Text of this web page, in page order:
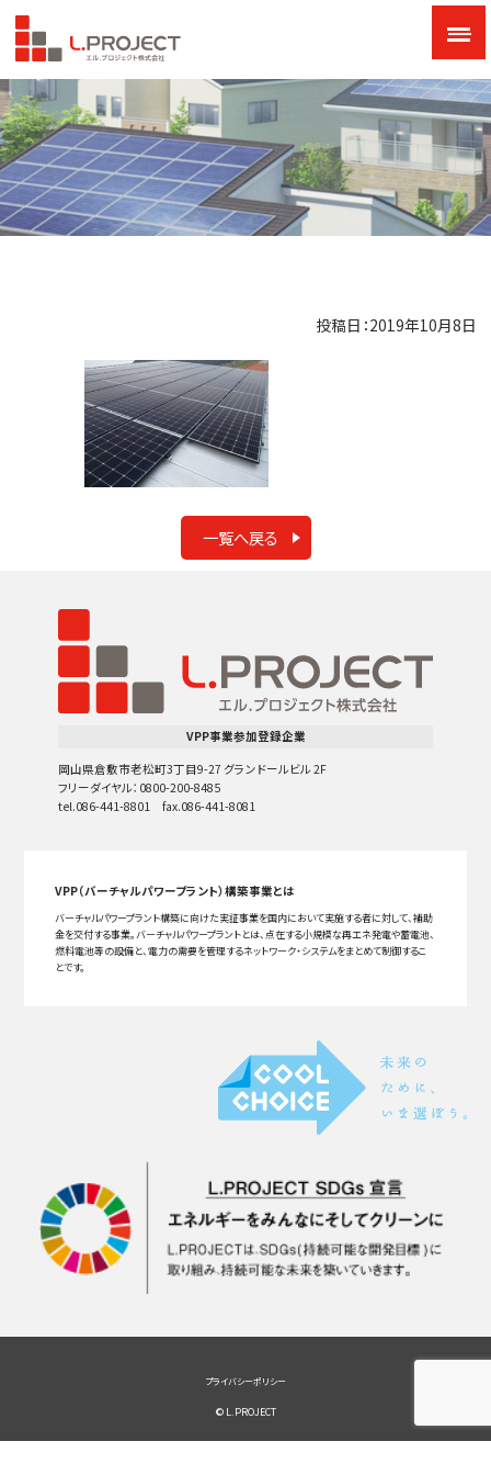
投稿日：2019年10月8日
一覧へ戻る
VPP事業参加登録企業
岡山県倉敷市老松町3丁目9-27 グランドールビル 2F
フリーダイヤル：0800-200-8485
tel.086-441-8801 fax.086-441-8081
VPP（バーチャルパワープラント）構築事業とは
バーチャルパワープラント構築に向けた実証事業を国内において実施する者に対して、補助
金を交付する事業。バーチャルパワープラントとは、点在する小規模な再エネ発電や蓄電池、
燃料電池等の設備と、電力の需要を管理するネットワーク・システムをまとめて制御するこ
とです。
プライバシーポリシー
© L.PROJECT